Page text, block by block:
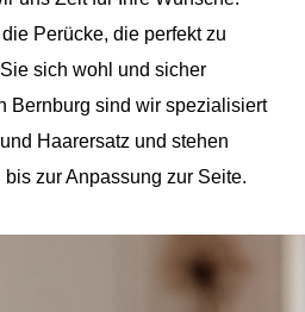
Perücke, die perfekt zu
sich wohl und sicher
Bernburg sind wir spezialisiert
Haarersatz und stehen
bis zur Anpassung zur Seite.